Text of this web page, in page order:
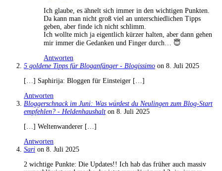
Ich glaube, es ähnelt sich immer in den wichtigen Punkten.
Da kann man nicht groß viel an unterschiedlichen Tipps
geben, aber finde ich nicht schlimm.
Ich wollte mich ja eigentlich kürzer halten, aber dann gehen
mir immer die Gedanken und Finger durch… 😇
Antworten
5 goldene Tipps für Bloganfänger - Blogissimo on 8. Juli 2025
[…] Saphirija: Bloggen für Einsteiger […]
Antworten
Bloggerschnack im Juni: Was würdest du Neulingen zum Blog-Start
empfehlen? - Heldenhaushalt on 8. Juli 2025
[…] Weltenwanderer […]
Antworten
Sari on 8. Juli 2025
2 wichtige Punkte: Die Updates!! Ich hab das früher auch massiv